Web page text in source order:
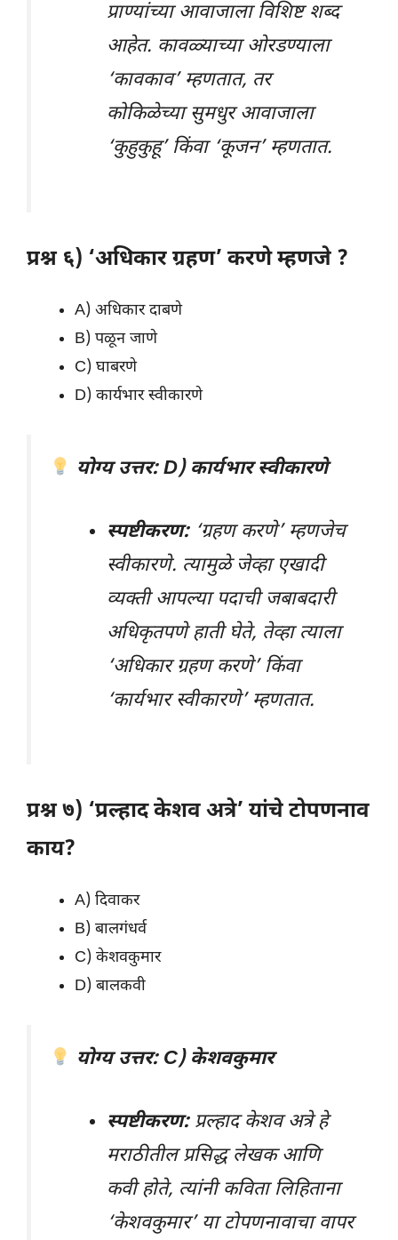
प्राण्यांच्या आवाजाला विशिष्ट शब्द
आहेत. कावळ्याच्या ओरडण्याला
‘कावकाव’ म्हणतात, तर
कोकिळेच्या सुमधुर आवाजाला
‘कुहुकुहू’ किंवा ‘कूजन’ म्हणतात.
प्रश्न ६) ‘अधिकार ग्रहण’ करणे म्हणजे ?
A) अधिकार दाबणे
B) पळून जाणे
C) घाबरणे
D) कार्यभार स्वीकारणे
योग्य उत्तर: D) कार्यभार स्वीकारणे
स्पष्टीकरण:‘ग्रहण करणे’ म्हणजेच
स्वीकारणे. त्यामुळे जेव्हा एखादी
व्यक्ती आपल्या पदाची जबाबदारी
अधिकृतपणे हाती घेते, तेव्हा त्याला
‘अधिकार ग्रहण करणे’ किंवा
‘कार्यभार स्वीकारणे’ म्हणतात.
प्रश्न ७) ‘प्रल्हाद केशव अत्रे’ यांचे टोपणनाव
काय?
A) दिवाकर
B) बालगंधर्व
C) केशवकुमार
D) बालकवी
योग्य उत्तर: C) केशवकुमार
स्पष्टीकरण:प्रल्हाद केशव अत्रे हे
मराठीतील प्रसिद्ध लेखक आणि
कवी होते, त्यांनी कविता लिहिताना
‘केशवकुमार’ या टोपणनावाचा वापर